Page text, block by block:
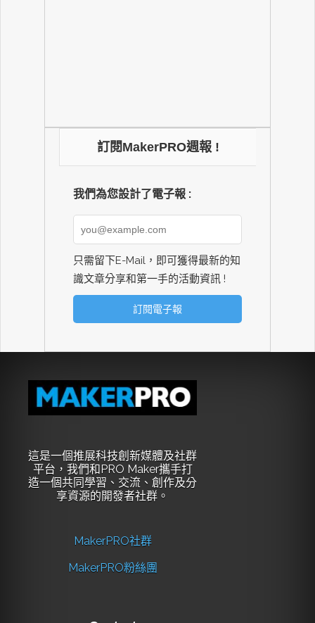
訂閱MakerPRO週報 !
我們為您設計了電子報 :
只需留下E-Mail，即可獲得最新的知
識文章分享和第一手的活動資訊 !
這是一個推展科技創新媒體及社群
平台，我們和PRO Maker攜手打
造一個共同學習、交流、創作及分
享資源的開發者社群。
MakerPRO社群
MakerPRO粉絲團